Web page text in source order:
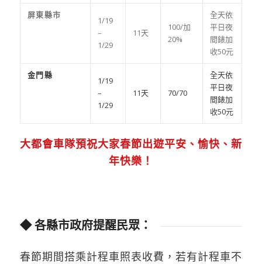
屏東縣市
1/19
–
1/29
11天
100/加
20%
全天依
平日夜
間錶加
收50元
金門縣
1/19
–
1/29
11天 70/70
全天依
平日夜
間錶加
收50元
大都會車隊預祝大家春節出遊平安、愉快、新
年快樂！
◆ 各縣市政府提醒民眾：
春節期間搭乘計程車照表收費，若有計程車不